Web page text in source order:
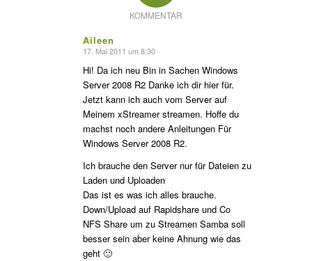
KOMMENTAR
Aileen
sagte:
17. Mai 2011 um 8:30
Hi! Da ich neu Bin in Sachen Windows
Server 2008 R2 Danke ich dir hier für.
Jetzt kann ich auch vom Server auf
Meinem xStreamer streamen. Hoffe du
machst noch andere Anleitungen Für
Windows Server 2008 R2.
Ich brauche den Server nur für Dateien zu
Laden und Uploaden
Das ist es was ich alles brauche.
Down/Upload auf Rapidshare und Co
NFS Share um zu Streamen Samba soll
besser sein aber keine Ahnung wie das
geht 🙂